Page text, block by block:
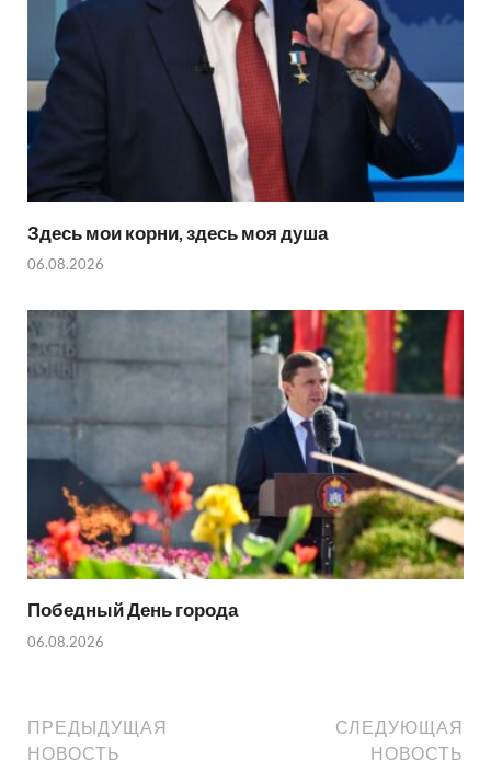
Здесь мои корни, здесь моя душа
06.08.2026
Победный День города
06.08.2026
ПРЕДЫДУЩАЯ
НОВОСТЬ
СЛЕДУЮЩАЯ
НОВОСТЬ